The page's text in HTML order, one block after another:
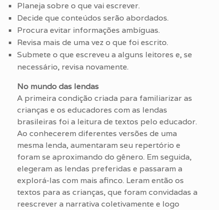
Planeja sobre o que vai escrever.
Decide que conteúdos serão abordados.
Procura evitar informações ambíguas.
Revisa mais de uma vez o que foi escrito.
Submete o que escreveu a alguns leitores e, se
necessário, revisa novamente.
No mundo das lendas
A primeira condição criada para familiarizar as
crianças e os educadores com as lendas
brasileiras foi a leitura de textos pelo educador.
Ao conhecerem diferentes versões de uma
mesma lenda, aumentaram seu repertório e
foram se aproximando do gênero. Em seguida,
elegeram as lendas preferidas e passaram a
explorá-las com mais afinco. Leram então os
textos para as crianças, que foram convidadas a
reescrever a narrativa coletivamente e logo